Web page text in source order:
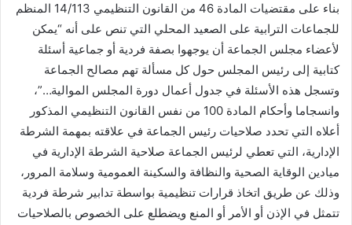
بناء على مقتضيات المادة 46 من القانون التنظيمي 14/113 المنظم
للجماعات الترابية على الصعيد المحلي التي تنص على أنه “يمكن
لأعضاء مجلس الجماعة أن يوجهوا بصفة فردية أو جماعية أسئلة
كتابية إلى رئيس المجلس حول كل مسألة تهم مصالح الجماعة
وتسجل هذه الأسئلة في جدول أعمال دورة المجلس الموالية…”،
وانسجاما وأحكام المادة 100 من نفس القانون التنظيمي المذكور
أعلاه التي تحدد صلاحيات رئيس الجماعة في علاقته بمهمة الشرطة
الإدارية، التي تعطي لرئيس الجماعة صلاحية الشرطة الإدارية في
ميادين الوقاية الصحية والنظافة والسكينة العمومية وسلامة المرور،
وذلك عن طريق اتخاذ قرارات تنظيمية بواسطة تدابير شرطة فردية
تتمثل في الإذن أو الأمر أو المنع ويضطلع على الخصوص بالصلاحيات